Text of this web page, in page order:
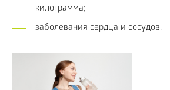
килограмма;
заболевания сердца и сосудов.